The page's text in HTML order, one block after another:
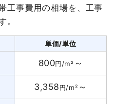
工事費用の相場を、工事
。
単価/単位
800円/m² ～
3,358円/m² ～